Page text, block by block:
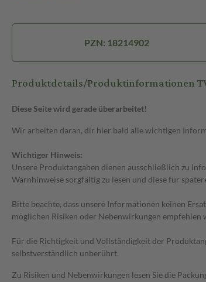
PZN: 18214902
Produktdetails/Produktinformationen
Diese Seite wird gerade überarbeitet!
Wir arbeiten daran, dir hier bald alle wichtigen
Wichtiger Hinweis:
Unsere Produktangaben dienen ausschließlich zu
Warnhinweise sorgfältig zu lesen und diese für
Bitte beachte, dass unsere Informationen keinen
möglichen Risiken oder Nebenwirkungen
Für die Richtigkeit und Vollständigkeit der
selbstverständlich unberührt.
Zu Risiken und Nebenwirkungen lesen Sie die